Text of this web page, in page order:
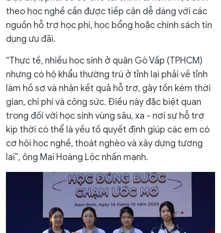
theo học nghề cần được tiếp cận dễ dàng với các
nguồn hỗ trợ học phí, học bổng hoặc chính sách tín
dụng ưu đãi.
“Thực tế, nhiều học sinh ở quận Gò Vấp (TPHCM)
nhưng có hộ khẩu thường trú ở tỉnh lại phải về tỉnh
làm hồ sơ và nhận kết quả hỗ trợ, gây tốn kém thời
gian, chi phí và công sức. Điều này đặc biệt quan
trọng đối với học sinh vùng sâu, xa - nơi sự hỗ trợ
kịp thời có thể là yếu tố quyết định giúp các em có
cơ hội học nghề, thoát nghèo và xây dựng tương
lai”, ông Mai Hoàng Lộc nhấn mạnh.